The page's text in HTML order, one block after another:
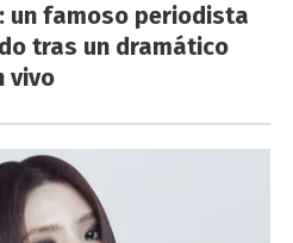
un famoso periodista
tras un dramático
vivo